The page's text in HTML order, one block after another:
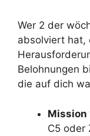
Wer 2 der
absolviert hat,
Belohnungen
die auf dich
Mission
C5 oder